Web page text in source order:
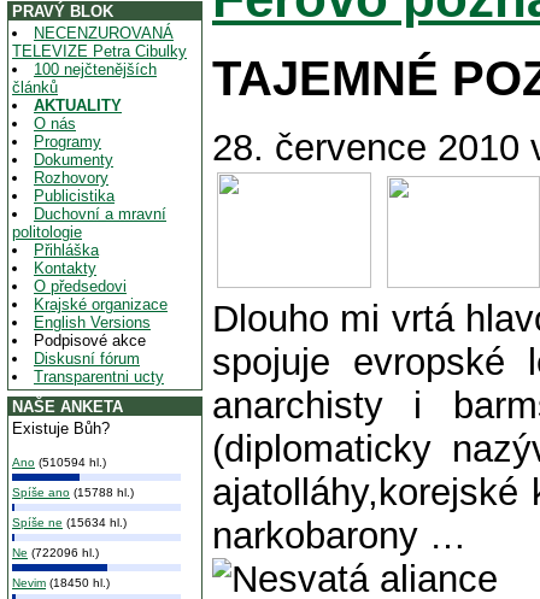
PRAVÝ BLOK
NECENZUROVANÁ
TELEVIZE Petra Cibulky
100 nejčtenějších
článků
AKTUALITY
O nás
Programy
Dokumenty
Rozhovory
Publicistika
Duchovní a mravní
politologie
Přihláška
Kontakty
O předsedovi
Krajské organizace
English Versions
Podpisové akce
Diskusní fórum
Transparentni ucty
NAŠE ANKETA
Existuje Bůh?
Ano (510594 hl.)
Spíše ano (15788 hl.)
Spíše ne (15634 hl.)
Ne (722096 hl.)
Nevim (18450 hl.)
TAJEMNÉ
28. července 2010
Dlouho mi vrtá
spojuje evropské
anarchisty i
(diplomaticky
narkobarony …